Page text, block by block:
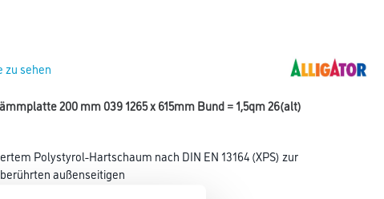
zu sehen
200 mm 039 1265 x 615mm Bund = 1,5qm 26(alt)
Polystyrol-Hartschaum nach DIN EN 13164 (XPS) zur
außenseitigen